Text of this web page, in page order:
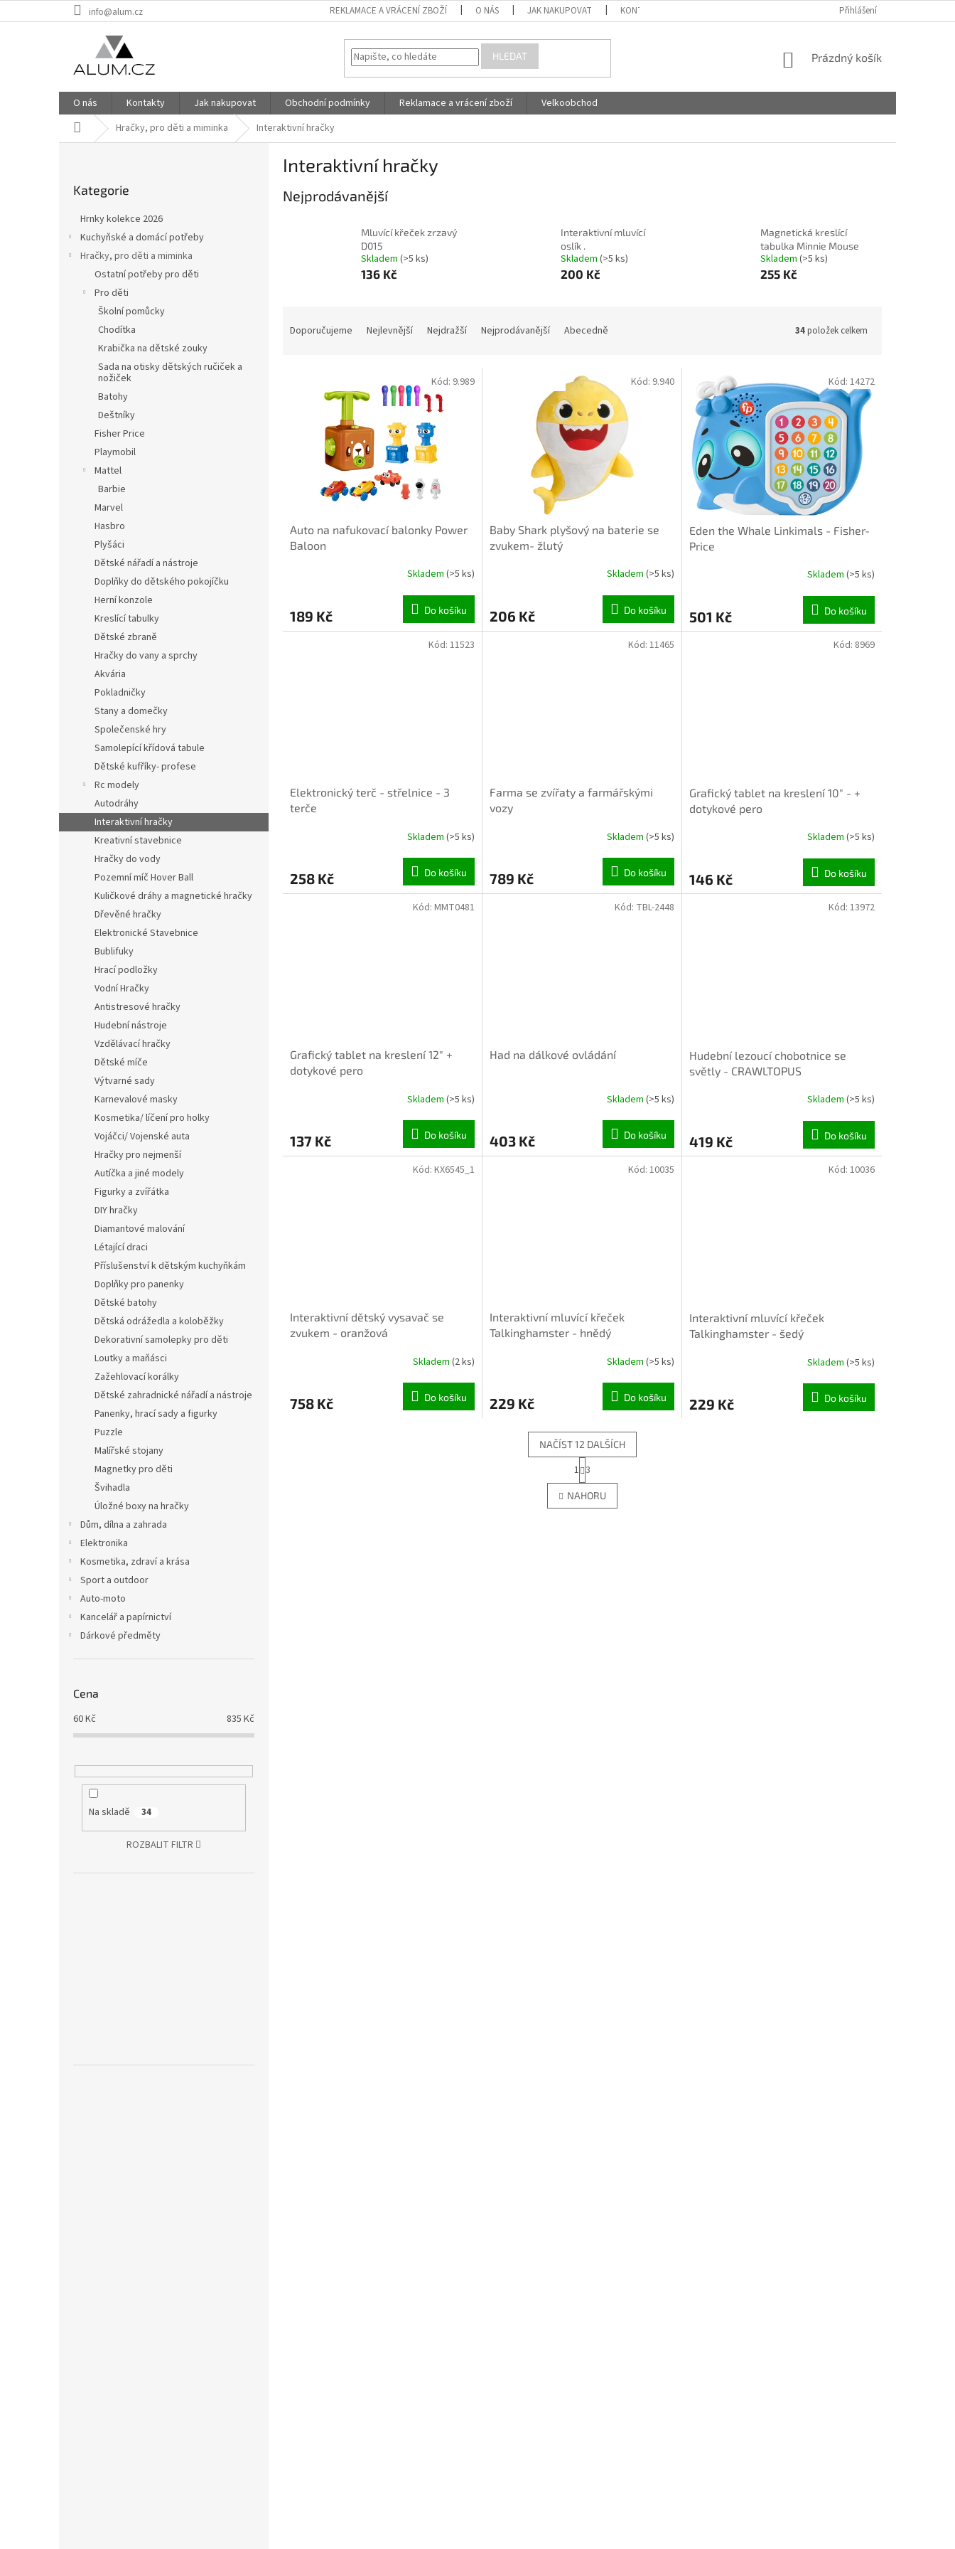
na
info@alum.cz REKLAMACE A VRÁCENÍ ZBOŽÍ O NÁS JAK NAKUPOVAT KONTAKTY PODMÍNKY OCHRANY OSOBNÍCH
Přihlášení
HLEDAT
NÁKUPNÍ
Prázdný košík
O nás Kontakty Jak nakupovat Obchodní podmínky Reklamace a vrácení zboží
Velkoobchod
Domů Hračky, pro děti a miminka Interaktivní hračky
kategorie
Kategorie
Hrnky kolekce 2026
Kuchyňské a domácí potřeby
Hračky, pro děti a miminka
Ostatní potřeby pro děti
Pro děti
Školní pomůcky
Chodítka
Krabička na dětské zouky
Sada na otisky dětských ručiček a
nožiček
Batohy
Deštníky
Fisher Price
Playmobil
Mattel
Barbie
Marvel
Hasbro
Plyšáci
Dětské nářadí a nástroje
Doplňky do dětského pokojíčku
Herní konzole
Kreslící tabulky
Dětské zbraně
Hračky do vany a sprchy
Akvária
Pokladničky
Stany a domečky
Společenské hry
Samolepící křídová tabule
Dětské kufříky- profese
Rc modely
Autodráhy
Interaktivní hračky
Kreativní stavebnice
Hračky do vody
Pozemní míč Hover Ball
Kuličkové dráhy a magnetické hračky
Dřevěné hračky
Elektronické Stavebnice
Bublifuky
Hrací podložky
Vodní Hračky
Antistresové hračky
Hudební nástroje
Vzdělávací hračky
Dětské míče
Výtvarné sady
Karnevalové masky
Kosmetika/ líčení pro holky
Vojáčci/ Vojenské auta
Hračky pro nejmenší
Autíčka a jiné modely
Figurky a zvířátka
DIY hračky
Diamantové malování
Létající draci
Příslušenství k dětským kuchyňkám
Doplňky pro panenky
Dětské batohy
Dětská odrážedla a koloběžky
Dekorativní samolepky pro děti
Loutky a maňásci
Zažehlovací korálky
Dětské zahradnické nářadí a nástroje
Panenky, hrací sady a figurky
Puzzle
Malířské stojany
Magnetky pro děti
Švihadla
Úložné boxy na hračky
Dům, dílna a zahrada
Elektronika
Kosmetika, zdraví a krása
Sport a outdoor
Auto-moto
Kancelář a papírnictví
Dárkové předměty
Cena
60Kč 835 Kč
Na skladě 34
ROZBALIT FILTR
Interaktivní hračky
Nejprodávanější
Mluvící křeček zrzavý
D015
Skladem (>5 ks)
136 Kč
Interaktivní mluvící
oslík .
Skladem (>5 ks)
200 Kč
Magnetická kreslící
tabulka Minnie Mouse
Skladem (>5 ks)
255 Kč
Doporučujeme Nejlevnější Nejdražší Nejprodávanější Abecedně 34položek celkem
Auto na nafukovací balonky Power
Baloon
Skladem (>5 ks)
189 Kč Do košíku
Kód: 9.989
Baby Shark plyšový na baterie se
zvukem- žlutý
Skladem (>5 ks)
206 Kč Do košíku
Kód: 9.940
Eden the Whale Linkimals - Fisher-
Price
Skladem (>5 ks)
501 Kč Do košíku
Kód: 14272
Elektronický terč - střelnice - 3
terče
Skladem (>5 ks)
258 Kč Do košíku
Kód: 11523
Farma se zvířaty a farmářskými
vozy
Skladem (>5 ks)
789 Kč Do košíku
Kód: 11465
Grafický tablet na kreslení 10" - +
dotykové pero
Skladem (>5 ks)
146 Kč Do košíku
Kód: 8969
Grafický tablet na kreslení 12" +
dotykové pero
Skladem (>5 ks)
137 Kč Do košíku
Kód: MMT0481
Had na dálkové ovládání
Skladem (>5 ks)
403 Kč Do košíku
Kód: TBL-2448
Hudební lezoucí chobotnice se
světly - CRAWLTOPUS
Skladem (>5 ks)
419 Kč Do košíku
Kód: 13972
Interaktivní dětský vysavač se
zvukem - oranžová
Skladem (2 ks)
758 Kč Do košíku
Kód: KX6545_1
Interaktivní mluvící křeček
Talkinghamster - hnědý
Skladem (>5 ks)
229 Kč Do košíku
Kód: 10035
Interaktivní mluvící křeček
Talkinghamster - šedý
Skladem (>5 ks)
229 Kč Do košíku
Kód: 10036
O
v
l
NAČÍST 12 DALŠÍCH
t
r
á
n
1 3
NAHORU